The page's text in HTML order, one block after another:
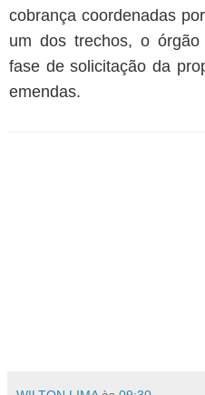
cobrança coordenadas
um dos trechos, o órgão
fase de solicitação da
emendas.